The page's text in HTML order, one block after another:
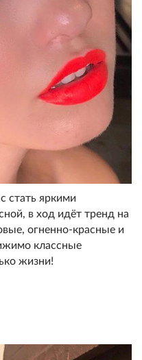
стать яркими
в ход идёт тренд на
огненно-красные и
классные
жизни!